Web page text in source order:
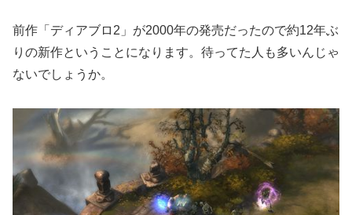
前作「ディアブロ2」が2000年の発売だったので約12年ぶ
りの新作ということになります。待ってた人も多いんじゃ
ないでしょうか。